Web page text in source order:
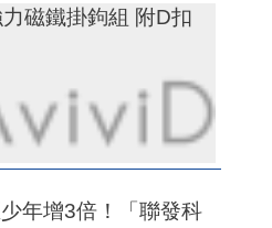
磁鐵掛鉤組 附D扣
年增3倍！「聯發科